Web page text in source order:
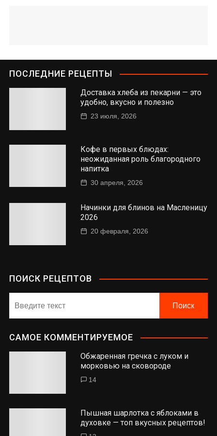
ПОСЛЕДНИЕ РЕЦЕПТЫ
Доставка хлеба из пекарни — это
удобно, вкусно и полезно
23 июля, 2026
Кофе в первых блюдах:
неожиданная роль благородного
напитка
30 апреля, 2026
Начинки для блинов на Масленицу
2026
20 февраля, 2026
ПОИСК РЕЦЕПТОВ
САМОЕ КОММЕНТИРУЕМОЕ
Обжаренная гречка с луком и
морковью на сковороде
14
Пышная шарлотка с яблоками в
духовке — топ вкусных рецептов!